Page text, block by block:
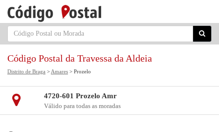
Código Postal da Travessa da Aldeia
Distrito de Braga > Amares > Prozelo
4720-601 Prozelo Amr
Válido para todas as moradas